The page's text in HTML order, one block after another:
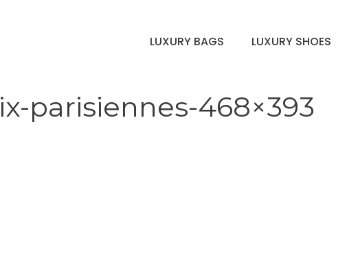
LUXURY BAGS LUXURY SHOES
parisiennes-468×393